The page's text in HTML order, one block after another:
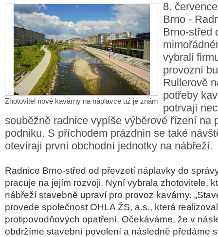
Zhotovitel nové kavárny na náplavce už je znám
8.
Brno -
Brno-střed
vybrali
provozní
Rullerově
potřeby
potrvají
souběžně radnice vypíše výběrové řízení na
podniku. S příchodem prázdnin se také
otevírají první obchodní jednotky na nábřeží.
Radnice Brno-střed od převzetí náplavky do
pracuje na jejím rozvoji. Nyní vybrala zhotovitele,
nábřeží stavebně upraví pro provoz kavárny.
provede společnost OHLA ŽS, a.s., která
protipovodňových opatření. Očekáváme, že v
obdržíme stavební povolení a následně předáme